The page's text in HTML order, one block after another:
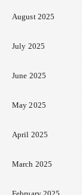
August 2025
July 2025
June 2025
May 2025
April 2025
March 2025